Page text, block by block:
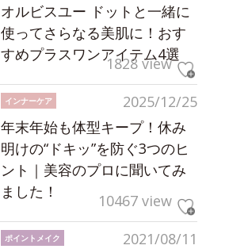
オルビスユー ドットと一緒に
使ってさらなる美肌に！おす
すめプラスワンアイテム4選
1828 view
2025/12/25
インナーケア
年末年始も体型キープ！休み
明けの“ドキッ”を防ぐ3つのヒ
ント｜美容のプロに聞いてみ
ました！
10467 view
2021/08/11
ポイントメイク